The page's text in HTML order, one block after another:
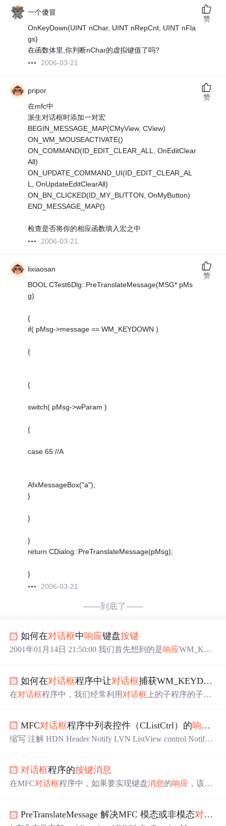
一个傻冒
OnKeyDown(UINT nChar, UINT nRepCnt, UINT nFla
gs)
在函数体里,你判断nChar的虚拟键值了吗?
2006-03-21
赞
pripor
在mfc中
派生对话框时添加一对宏
BEGIN_MESSAGE_MAP(CMyView, CView)
ON_WM_MOUSEACTIVATE()
ON_COMMAND(ID_EDIT_CLEAR_ALL, OnEditClear
All)
ON_UPDATE_COMMAND_UI(ID_EDIT_CLEAR_AL
L, OnUpdateEditClearAll)
ON_BN_CLICKED(ID_MY_BUTTON, OnMyButton)
END_MESSAGE_MAP()
检查是否将你的相应函数填入宏之中
2006-03-21
赞
lixiaosan
BOOL CTest6Dlg::PreTranslateMessage(MSG* pMs
g)
{
if( pMsg->message == WM_KEYDOWN )
{
{
switch( pMsg->wParam )
{
case 65://A
AfxMessageBox("a");
}
}
}
return CDialog::PreTranslateMessage(pMsg);
}
2006-03-21
赞
——到底了——
如何在对话框中响应键盘按键
2001年01月14日 21:50:00 我们首先想到的是响应WM_KEY
必须首先处理回车，不至于回车使对话框关闭。我们要想
在第一时间对对话框的按键做出响应，需要重载PreTranslat
如何在对话框程序中让对话框捕获WM_KEYDOWN
在对话框程序中，我们经常利用 对话框 上的子程序的子控
MFC对话框程序中列表控件（CListCtrl）的响应
缩写 注解 HDN Header Notify LVN ListView control Notify
DN_BEGINDRAG 开始拖动控件顶部的分栏（item） HDN
_BE...
对话框程序的按键消息
在MFC对话框程序中，如果要实现键盘消息的响应 ，该怎
息 转发之前对其进行相应的处理： BOOL CPicViewDlg::Pr
PreTranslateMessage 解决MFC 模态或非模态对话框